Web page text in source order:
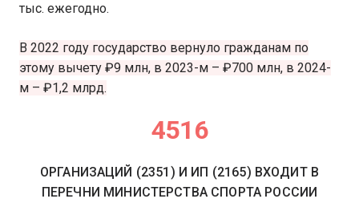
тыс. ежегодно.
В 2022 году государство вернуло гражданам по
этому вычету ₽9 млн, в 2023-м – ₽700 млн, в 2024-
м – ₽1,2 млрд.
4516
ОРГАНИЗАЦИЙ (2351) И ИП (2165) ВХОДИТ В
ПЕРЕЧНИ МИНИСТЕРСТВА СПОРТА РОССИИ